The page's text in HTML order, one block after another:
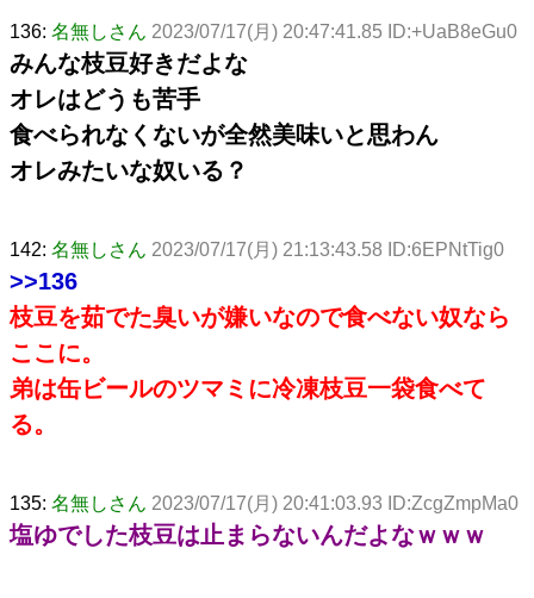
136: 名無しさん 2023/07/17(月) 20:47:41.85 ID:+UaB8eGu0
みんな枝豆好きだよな
オレはどうも苦手
食べられなくないが全然美味いと思わん
オレみたいな奴いる？
142: 名無しさん 2023/07/17(月) 21:13:43.58 ID:6EPNtTig0
>>136
枝豆を茹でた臭いが嫌いなので食べない奴なら
ここに。
弟は缶ビールのツマミに冷凍枝豆一袋食べて
る。
135: 名無しさん 2023/07/17(月) 20:41:03.93 ID:ZcgZmpMa0
塩ゆでした枝豆は止まらないんだよなｗｗｗ